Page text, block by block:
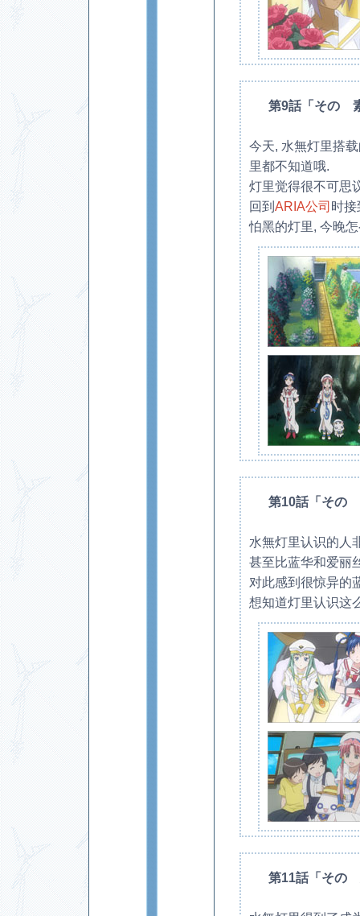
第9話「その
今天, 水無灯里搭
里都不知道哦.
灯里觉得很不可思
回到ARIA公司时
怕黑的灯里, 今晚
第10話「その
水無灯里认识的人
甚至比蓝华和爱丽
对此感到很惊异的
想知道灯里认识这
第11話「その